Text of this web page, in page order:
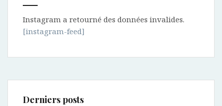
Instagram a retourné des données invalides.
[instagram-feed]
Derniers posts